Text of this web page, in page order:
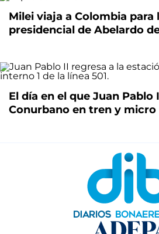
Milei viaja a Colombia para
presidencial de Abelardo
El día en el que Juan Pablo
Conurbano en tren y micro